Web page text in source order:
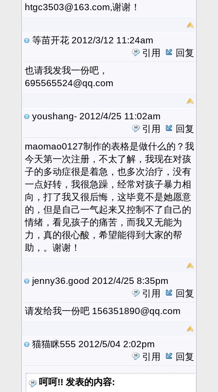
htgc3503@163.com,谢谢！
等苗开花 2012/3/12 11:24am
引用
回复
也请我发我一份吧，
695565524@qq.com
youshang- 2012/4/25 11:02am
引用
回复
maomao0127制作的表格是做什么的？我
今天第一次注册，不太了解，我现在对孩
子的多动症很是着急，也多次治疗，没有
一点好转，我很急躁，经常对孩子暴力相
向，打了我又很后悔，这毕竟不是她愿意
的，但是自己一气起来又控制不了自己的
情绪，看见孩子的痛苦，而我又无能为
力，真的很心酸，希望能得到大家的帮
助，。谢谢！
jenny36.good 2012/4/25 8:35pm
引用
回复
请发给我一份吧 156351890@qq.com
猫猫眯555 2012/5/04 2:02pm
引用
回复
呵呵!! 发表的内容: